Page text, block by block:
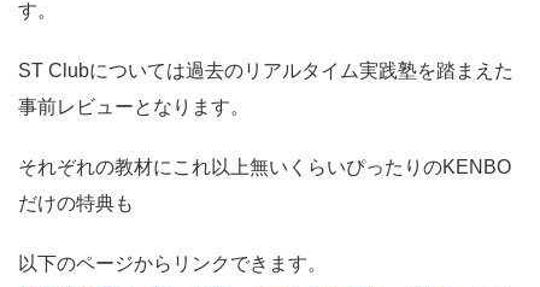
す。
ST Clubについては過去のリアルタイム実践塾を踏まえた
事前レビューとなります。
それぞれの教材にこれ以上無いくらいぴったりのKENBO
だけの特典も
以下のページからリンクできます。